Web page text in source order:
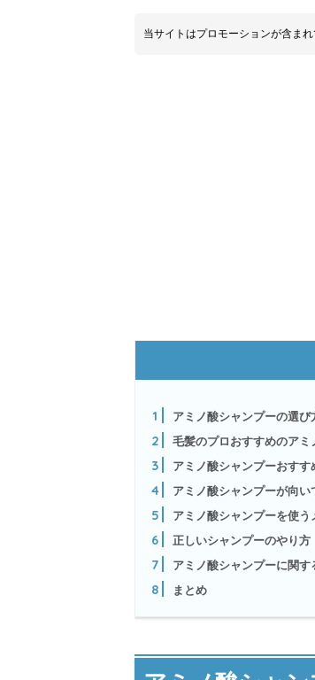
当サイトはプロモーションが含ま
1 アミノ酸シャンプーの選び
2 毛髪のプロおすすめのアミ
3 アミノ酸シャンプーおすす
4 アミノ酸シャンプーが向い
5 アミノ酸シャンプーを使う
6 正しいシャンプーのやり方
7 アミノ酸シャンプーに関す
8 まとめ